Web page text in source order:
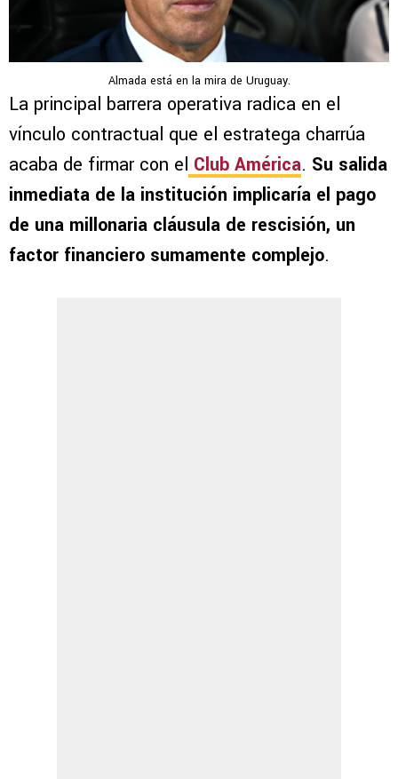
Almada está en la mira de Uruguay.
La principal barrera operativa radica en el
vínculo contractual que el estratega charrúa
acaba de firmar con el Club América. Su salida
inmediata de la institución implicaría el pago
de una millonaria cláusula de rescisión, un
factor financiero sumamente complejo.